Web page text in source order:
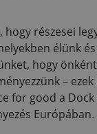
részesei
élünk
hogy
–
for good a
Európában.